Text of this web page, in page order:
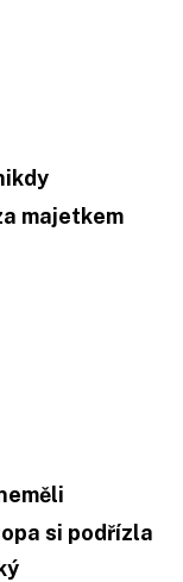
majetkem
si podřízla